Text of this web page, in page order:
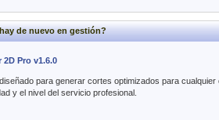
de nuevo en gestión?
2D Pro v1.6.0
para generar cortes optimizados para
y el nivel del servicio profesional.